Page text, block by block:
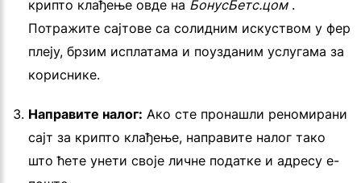
крипто клађење овде на БонусБетс.цом.
Потражите сајтове са солидним искуством у фер
плеју, брзим исплатама и поузданим услугама за
кориснике.
Направите налог: Ако сте пронашли реномирани
сајт за крипто клађење, направите налог тако
што ћете унети своје личне податке и адресу е-